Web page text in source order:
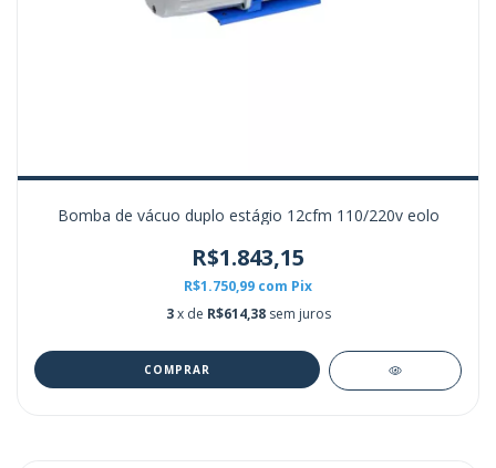
Bomba de vácuo duplo estágio 12cfm 110/220v eolo
R$1.843,15
R$1.750,99 com Pix
3 x de R$614,38 sem juros